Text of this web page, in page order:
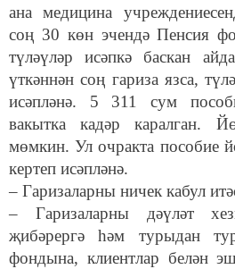
ана медицина
соң 30 көн эчендә Пенсия
түләүләр исәпкә баскан
үткәннән соң гариза язса,
исәпләнә. 5 311 сум
вакытка кадәр каралган.
мөмкин. Ул очракта пособие
кертеп исәпләнә.
– Гаризаларны ничек кабул
– Гаризаларны дәүләт
җибәрергә һәм турыдан
фондына, клиентлар белән